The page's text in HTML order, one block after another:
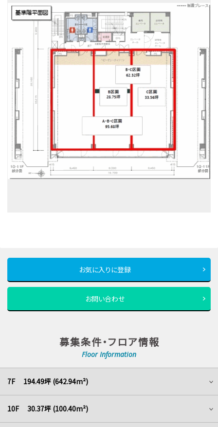
お気に入りに登録
お問い合わせ
募集条件・フロア情報
Floor Information
7F 194.49坪 (642.94m²)
10F 30.37坪 (100.40m²)